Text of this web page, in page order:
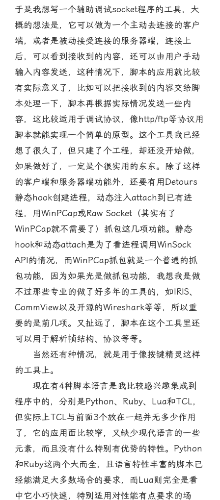
于是我想写一个辅助调试socket程序的工具，大
概的想法是，它可以做为一个主动去连接的客户
端，或者是被动接受连接的服务器端，连接上
后，可以看到接收到的内容，还可以由用户手动
输入内容发送，这种情况下，脚本的应用就比较
有实际意义了，比如可以把接收到的内容交给脚
本处理一下，脚本再根据实际情况发送一些内
容，这比较适用于调试协议，像http/ftp等协议用
脚本就能实现一个简单的原型。这个工具我已经
想了很久了，但只建了个工程，却还没开始做，
如果做好了，一定是个很实用的东东。除了这样
的客户端和服务器端功能外，还要有用Detours
静态hook创建进程，动态注入attach到已有进
程，用WinPCap或Raw Socket（其实有了
WinPCap就不需要了）抓包这几项功能。静态
hook和动态attach是为了看进程调用WinSock
API的情况，而WinPCap抓包就是一个普通的抓
包功能，因为如果光是做抓包功能，我想我是做
不过那些专业的做了好多年的工具的，如IRIS、
CommView以及开源的Wireshark等等，所以重
要的是前几项。又扯远了，脚本在这个工具里还
可以用于解析帧结构、协议等等。
当然还有种情况，就是用于像按键精灵这样
的工具上。
现在有4种脚本语言是我比较感兴趣集成到
程序中的，分别是Python、Ruby、Lua和TCL，
但实际上TCL与前面3个放在一起并无多少作用
了，它的应用面比较窄，又缺少现代语言的一些
元素，而且没有什么特别有优势的特性。Python
和Ruby这两个大而全，且语言特性丰富的脚本已
经能满足大多数场合的要求，而Lua则完全是看
中它小巧快速，特别适用对性能有点要求的场